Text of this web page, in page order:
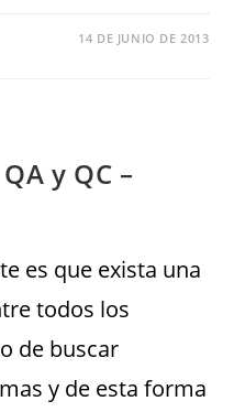
14 DE JUNIO DE 2013
y QC –
es que exista una
todos los
de buscar
y de esta forma